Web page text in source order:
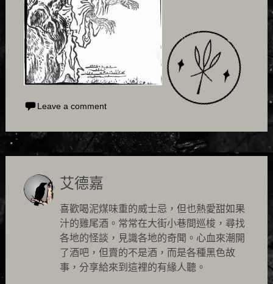
Leave a comment
艾德嘉
喜歡喝泥煤味重的威士忌，但也熱愛甜如果
汁的雞尾酒。常常在大街小巷間巡梭，尋找
各地的怪談，見識各地的奇聞。心血來潮開
了酒吧，但賣的不是酒，而是各種黑色故
事，分享給來到這裡的有緣人聽。